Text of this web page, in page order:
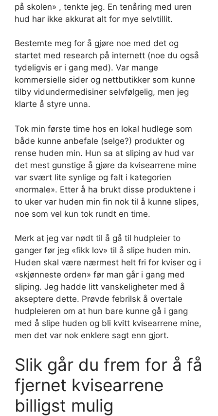
på skolen» , tenkte jeg. En tenåring med uren
hud har ikke akkurat alt for mye selvtillit.
Bestemte meg for å gjøre noe med det og
startet med research på internett (noe du også
tydeligvis er i gang med). Var mange
kommersielle sider og nettbutikker som kunne
tilby vidundermedisiner selvfølgelig, men jeg
klarte å styre unna.
Tok min første time hos en lokal hudlege som
både kunne anbefale (selge?) produkter og
rense huden min. Hun sa at sliping av hud var
det mest gunstige å gjøre da kvisearrene mine
var svært lite synlige og falt i kategorien
«normale». Etter å ha brukt disse produktene i
to uker var huden min fin nok til å kunne slipes,
noe som vel kun tok rundt en time.
Merk at jeg var nødt til å gå til hudpleier to
ganger før jeg «fikk lov» til å slipe huden min.
Huden skal være nærmest helt fri for kviser og i
«skjønneste orden» før man går i gang med
sliping. Jeg hadde litt vanskeligheter med å
akseptere dette. Prøvde febrilsk å overtale
hudpleieren om at hun bare kunne gå i gang
med å slipe huden og bli kvitt kvisearrene mine,
men det var nok enklere sagt enn gjort.
Slik går du frem for å få
fjernet kvisearrene
billigst mulig